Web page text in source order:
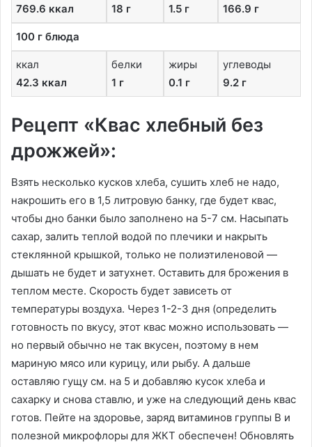
769.6 ккал 18 г 1.5 г 166.9 г
100 г блюда
ккал
42.3 ккал
белки
1 г
жиры
0.1 г
углеводы
9.2 г
Рецепт «Квас хлебный без
дрожжей»:
Взять несколько кусков хлеба, сушить хлеб не надо,
накрошить его в 1,5 литровую банку, где будет квас,
чтобы дно банки было заполнено на 5-7 см. Насыпать
сахар, залить теплой водой по плечики и накрыть
стеклянной крышкой, только не полиэтиленовой —
дышать не будет и затухнет. Оставить для брожения в
теплом месте. Скорость будет зависеть от
температуры воздуха. Через 1-2-3 дня (определить
готовность по вкусу, этот квас можно использовать —
но первый обычно не так вкусен, поэтому в нем
мариную мясо или курицу, или рыбу. А дальше
оставляю гущу см. на 5 и добавляю кусок хлеба и
сахарку и снова ставлю, и уже на следующий день квас
готов. Пейте на здоровье, заряд витаминов группы В и
полезной микрофлоры для ЖКТ обеспечен! Обновлять